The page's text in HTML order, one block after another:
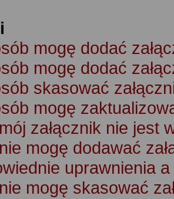
mogę dodać
mogę dodać
skasować
mogę
załącznik nie jest
mogę dodawać
uprawnienia
mogę skasować